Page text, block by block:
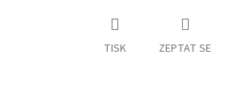
TISK ZEPTAT SE